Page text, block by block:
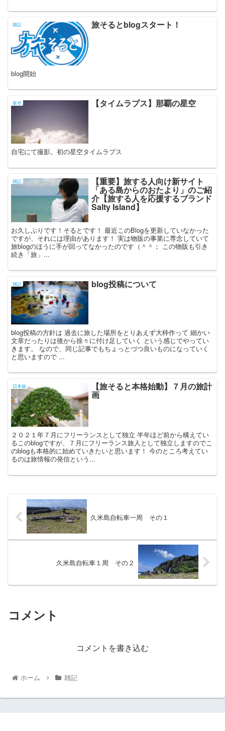
雑記 旅そるとblogスタート！
blog開始
星空 【タイムラプス】那覇の星空
自宅にて撮影。初の星空タイムラプス
雑記 【重要】旅する人向け新サイト
「ある島からのおたより」のご紹
介【旅する人を応援するブランド
Salty Island】
お久しぶりです！そるとです！ 最近このBlogを更新していなかった
ですが、それには理由があります！ 実は物販の事業に専念していて
旅blogのほうに手が回ってなかったのです（＾＾； この物販も引き
続き「旅」...
雑記 blog投稿について
blog投稿の方針は 過去に旅した場所をとりあえず大枠作って 細かい
文章だったりは後から徐々に付け足していく という感じでやってい
きます。 なので、同じ記事でもちょっとづつ良いものになっていく
と思いますので ...
日本旅 【旅そると本格始動】７月の旅計
画
２０２１年７月にフリーランスとして独立 半年ほど前から構えてい
るこのblogですが、７月にフリーランス旅人として独立しますのでこ
のblogも本格的に始めていきたいと思います！ 今のところ考えてい
るのは旅情報の発信という...
久米島自転車一周 その１
久米島自転車１周 その２
コメント
コメントを書き込む
ホーム 雑記